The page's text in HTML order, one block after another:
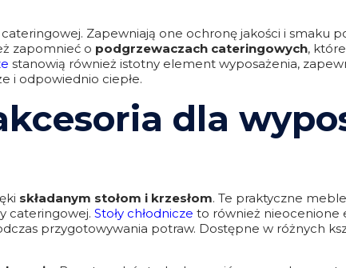
Zapewniają one ochronę jakości i smaku
zapomnieć o podgrzewaczach cateringowych,
stanowią również istotny element wyposażenia,
i odpowiednio ciepłe.
dla
składanym stołom i krzesłom. Te praktyczne
cateringowej. Stoły chłodnicze to również nieocenione
przygotowywania potraw. Dostępne w różnych